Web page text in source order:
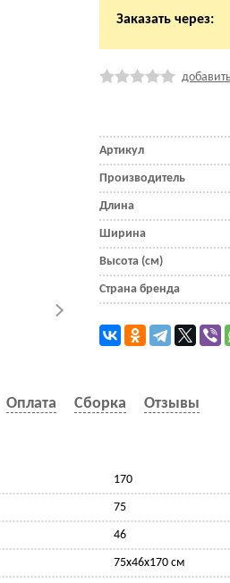
Заказать через:
Артикул
Производитель
Длина
Ширина
Высота (см)
Страна бренда
Оплата Сборка Отзывы
170
75
46
75х46х170 см